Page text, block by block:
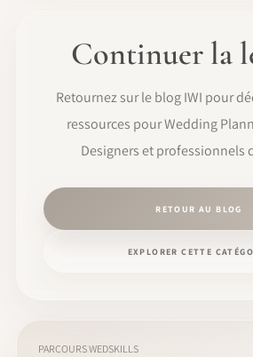
Continuer la
Retournez sur le blog IWI pour
ressources pour Wedding
Designers et professionnels
RETOUR AU BLOG
EXPLORER CETTE
PARCOURS WEDSKILLS